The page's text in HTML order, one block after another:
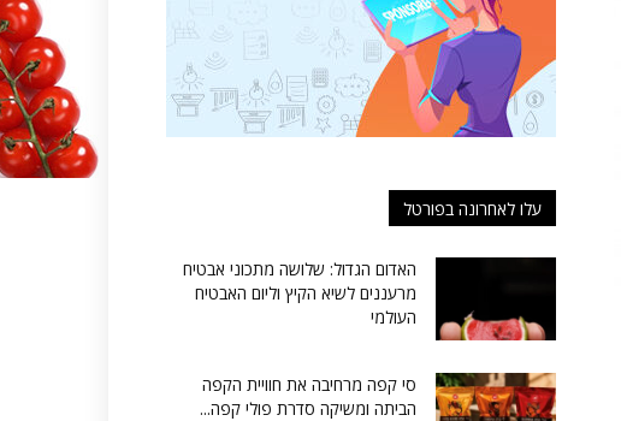
עלו לאחרונה בפורטל
האדום הגדול: שלושה מתכוני אבטיח
מרעננים לשיא הקיץ וליום האבטיח
העולמי
סי קפה מרחיבה את חוויית הקפה
הביתה ומשיקה סדרת פולי קפה...